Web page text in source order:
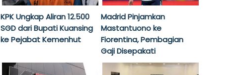
KPK Ungkap Aliran 12.500
SGD dari Bupati Kuansing
ke Pejabat Kemenhut
Madrid Pinjamkan
Mastantuono ke
Fiorentina, Pembagian
Gaji Disepakati